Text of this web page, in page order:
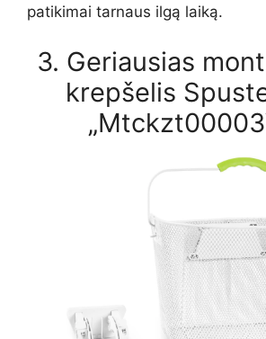
patikimai tarnaus ilgą laiką.
3. Geriausias
krepšelis